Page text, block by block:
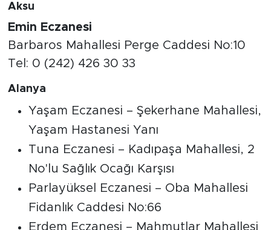
Aksu
Emin Eczanesi
Barbaros Mahallesi Perge Caddesi No:10
Tel: 0 (242) 426 30 33
Alanya
Yaşam Eczanesi – Şekerhane Mahallesi,
Yaşam Hastanesi Yanı
Tuna Eczanesi – Kadıpaşa Mahallesi, 2
No'lu Sağlık Ocağı Karşısı
Parlayüksel Eczanesi – Oba Mahallesi
Fidanlık Caddesi No:66
Erdem Eczanesi – Mahmutlar Mahallesi